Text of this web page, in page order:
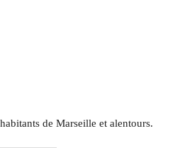
de Marseille et alentours.